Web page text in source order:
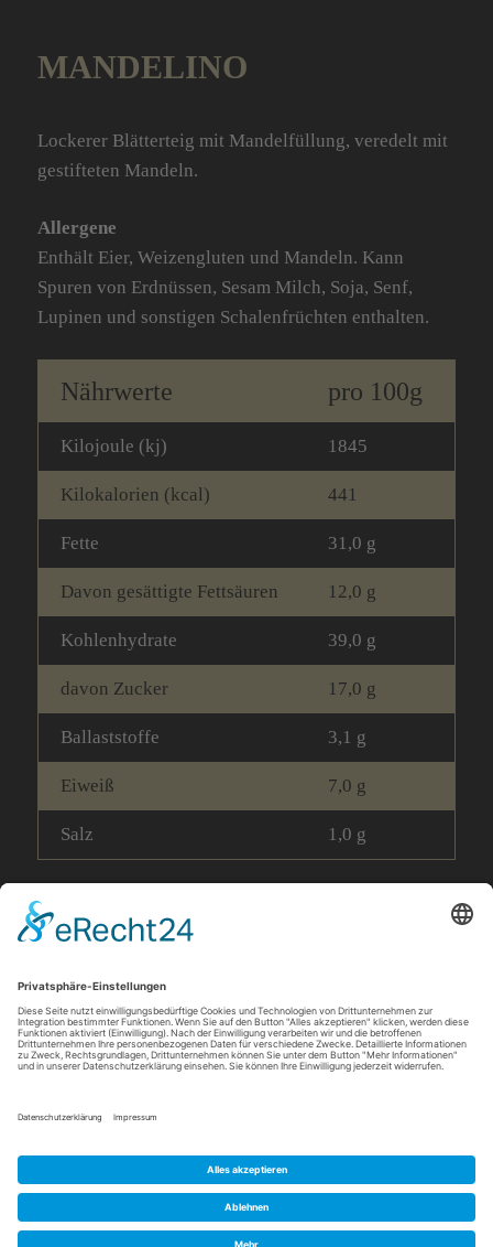
MANDELINO
Lockerer Blätterteig mit Mandelfüllung, veredelt mit
gestifteten Mandeln.
Allergene
Enthält Eier, Weizengluten und Mandeln. Kann
Spuren von Erdnüssen, Sesam Milch, Soja, Senf,
Lupinen und sonstigen Schalenfrüchten enthalten.
Nährwerte pro 100g
Kilojoule (kj) 1845
Kilokalorien (kcal) 441
Fette 31,0 g
Davon gesättigte Fettsäuren 12,0 g
Kohlenhydrate 39,0 g
davon Zucker 17,0 g
Ballaststoffe 3,1 g
Eiweiß 7,0 g
Salz 1,0 g
© 2026 Barbarossa Bäckerei
Datenschutz
Impressum AGB